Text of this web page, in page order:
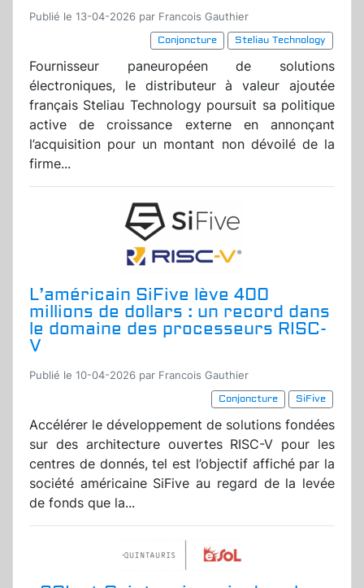
Publié le 13-04-2026 par Francois Gauthier
Conjoncture
Steliau Technology
Fournisseur paneuropéen de solutions
électroniques, le distributeur à valeur ajoutée
français Steliau Technology poursuit sa politique
active de croissance externe en annonçant
l’acquisition pour un montant non dévoilé de la
firme...
L’américain SiFive lève 400
millions de dollars : un record dans
le domaine des processeurs RISC-
V
Publié le 10-04-2026 par Francois Gauthier
Conjoncture
SiFive
Accélérer le développement de solutions fondées
sur des architecture ouvertes RISC-V pour les
centres de donnés, tel est l’objectif affiché par la
société américaine SiFive au regard de la levée
de fonds que la...